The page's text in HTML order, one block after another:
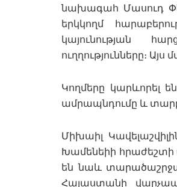
նախագահ Մասուդ
երկկողմ
կայունության
ուղղությունները։
Կողմերը կարևորել
ամրապնդումը և
Միխաիլ
Խամենեիի հրաժեշտի
են նաև
Հայաստանի